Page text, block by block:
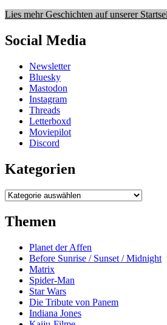
Lies mehr Geschichten auf unserer
Social Media
Newsletter
Bluesky
Mastodon
Instagram
Threads
Letterboxd
Moviepilot
Discord
Kategorien
Kategorien
Themen
Planet der Affen
Before Sunrise / Sunset / Midnight
Matrix
Spider-Man
Star Wars
Die Tribute von Panem
Indiana Jones